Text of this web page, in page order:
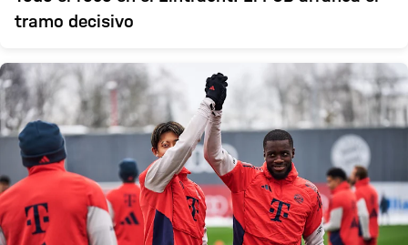
tramo decisivo